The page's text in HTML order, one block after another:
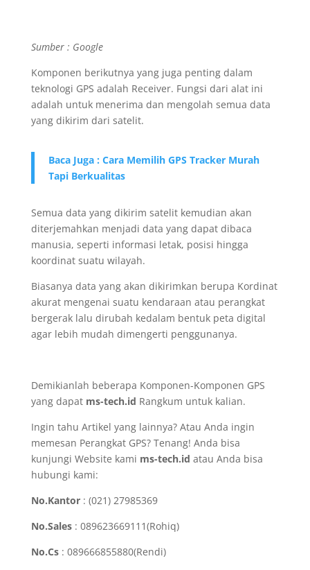
Sumber : Google
Komponen berikutnya yang juga penting dalam
teknologi GPS adalah Receiver. Fungsi dari alat ini
adalah untuk menerima dan mengolah semua data
yang dikirim dari satelit.
Baca Juga : Cara Memilih GPS Tracker Murah
Tapi Berkualitas
Semua data yang dikirim satelit kemudian akan
diterjemahkan menjadi data yang dapat dibaca
manusia, seperti informasi letak, posisi hingga
koordinat suatu wilayah.
Biasanya data yang akan dikirimkan berupa Kordinat
akurat mengenai suatu kendaraan atau perangkat
bergerak lalu dirubah kedalam bentuk peta digital
agar lebih mudah dimengerti penggunanya.
Demikianlah beberapa Komponen-Komponen GPS
yang dapat ms-tech.id Rangkum untuk kalian.
Ingin tahu Artikel yang lainnya? Atau Anda ingin
memesan Perangkat GPS? Tenang! Anda bisa
kunjungi Website kami ms-tech.id atau Anda bisa
hubungi kami:
No.Kantor: (021) 27985369
No.Sales: 089623669111(Rohiq)
No.Cs: 089666855880(Rendi)